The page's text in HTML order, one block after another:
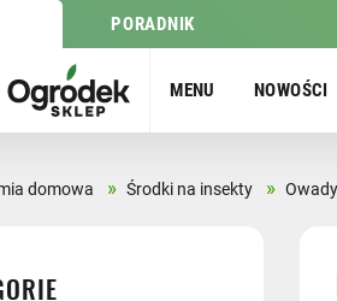
PORADNIK
MENU NOWOŚCI
domowa » Środki na insekty »